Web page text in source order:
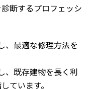
断するプロフェッシ
、最適な修理方法を
、既存建物を長く利
ています。